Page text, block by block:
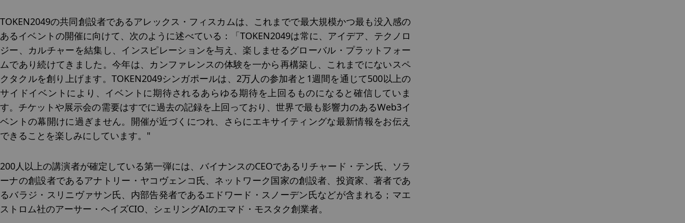
TOKEN2049の共同創設者であるアレックス・フィスカムは、これまでで最大規模かつ最も没入感の
あるイベントの開催に向けて、次のように述べている：「TOKEN2049は常に、アイデア、テクノロ
ジー、カルチャーを結集し、インスピレーションを与え、楽しませるグローバル・プラットフォー
ムであり続けてきました。今年は、カンファレンスの体験を一から再構築し、これまでにないスペ
クタクルを創り上げます。TOKEN2049シンガポールは、2万人の参加者と1週間を通じて500以上の
サイドイベントにより、イベントに期待されるあらゆる期待を上回るものになると確信していま
す。チケットや展示会の需要はすでに過去の記録を上回っており、世界で最も影響力のあるWeb3イ
ベントの幕開けに過ぎません。開催が近づくにつれ、さらにエキサイティングな最新情報をお伝え
できることを楽しみにしています。"
200人以上の講演者が確定している第一弾には、バイナンスのCEOであるリチャード・テン氏、ソラ
ーナの創設者であるアナトリー・ヤコヴェンコ氏、ネットワーク国家の創設者、投資家、著者であ
るバラジ・スリニヴァサン氏、内部告発者であるエドワード・スノーデン氏などが含まれる； マエ
ストロム社のアーサー・ヘイズCIO、シェリングAIのエマド・モスタク創業者。